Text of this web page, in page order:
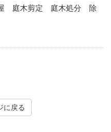
庭木剪定 庭木処分 除
に戻る